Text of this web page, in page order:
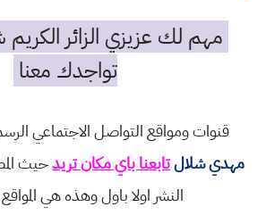
مهم لك عزيزي الزائر
تواجدك معنا
قنوات ومواقع التواصل الاجتماعي
مهدي شلالتابعنا باي مكان تريدحيث
النشر اولا باول وهذه هي